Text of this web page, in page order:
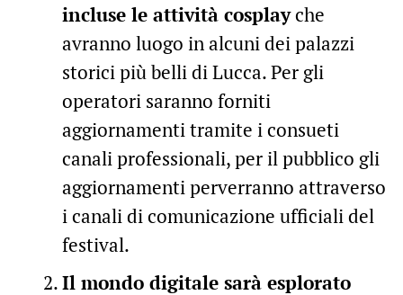
incluse le attività cosplayche
avranno luogo in alcuni dei palazzi
storici più belli di Lucca. Per gli
operatori saranno forniti
aggiornamenti tramite i consueti
canali professionali, per il pubblico gli
aggiornamenti perverranno attraverso
i canali di comunicazione ufficiali del
festival.
Il mondo digitale sarà esplorato